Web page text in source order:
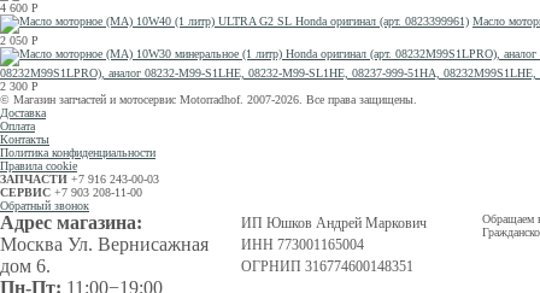
4 600 Р
Масло
2 050 Р
08232M99S1LPRO), аналог 08232-M99-S1LHE, 08232-M99-SL1HE, 08237-999-51HA,
2 300 Р
© Магазин запчастей и мотосервис Motorradhof. 2007-2026. Все права защищены.
Доставка
Оплата
Контакты
Политика конфиденциальности
Правила cookie
ЗАПЧАСТИ +7 916 243-00-03
СЕРВИС +7 903 208-11-00
Обратный звонок
Адрес магазина:
Москва Ул. Вернисажная
дом 6.
Пн-Пт: 11:00−19:00
ИП Юшков Андрей Маркович
ИНН 773001165004
ОГРНИП 316774600148351
Обращаем